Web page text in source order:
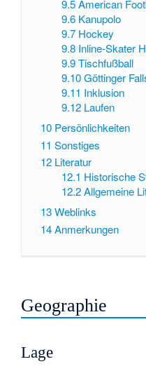
9.5 American
9.6 Kanupolo
9.7 Hockey
9.8 Inline-Skater
9.9 Tischfußball
9.10 Göttinger
9.11 Inklusion
9.12 Laufen
10 Persönlichkeiten
11 Sonstiges
12 Literatur
12.1 Historische
12.2 Allgemeine
13Weblinks
14Anmerkungen
Geographie
Lage